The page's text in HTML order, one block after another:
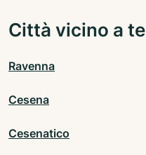
Città vicino a te
Ravenna
Cesena
Cesenatico